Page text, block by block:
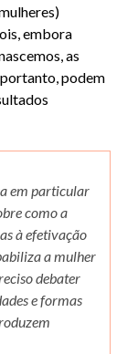
embora
as
podem
em particular
como a
à efetivação
a mulher
debater
e formas